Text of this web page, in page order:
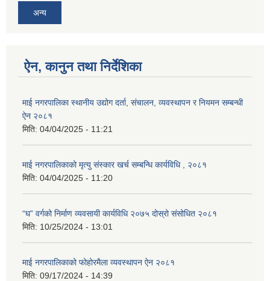
अन्य
ऐन, कानुन तथा निर्देशिका
माई नगरपालिका स्थानीय उद्योग दर्ता, संचालन, व्यवस्थापन र नियमन सम्बन्धी
ऐन २०८१
मिति: 04/04/2025 - 11:21
माई नगरपालिकाको मृत्यु संस्कार खर्च सम्बन्धि कार्यविधि , २०८१
मिति: 04/04/2025 - 11:20
“घ” वर्गको निर्माण व्यवसायी कार्यविधि २०७५ दोस्रो संसोधित २०८१
मिति: 10/25/2024 - 13:01
माई नगरपालिकाको फोहोरमैला व्यवस्थापन ऐन २०८१
मिति: 09/17/2024 - 14:39